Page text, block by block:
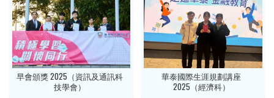
早會頒獎 2025（資訊及通訊科
技學會）
華泰國際生涯規劃講座
2025（經濟科）